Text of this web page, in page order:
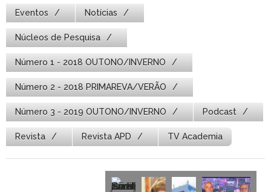
Eventos Notícias
Núcleos de Pesquisa
Número 1 - 2018 OUTONO/INVERNO
Número 2 - 2018 PRIMAREVA/VERÃO
Número 3 - 2019 OUTONO/INVERNO Podcast
Revista Revista APD TV Academia